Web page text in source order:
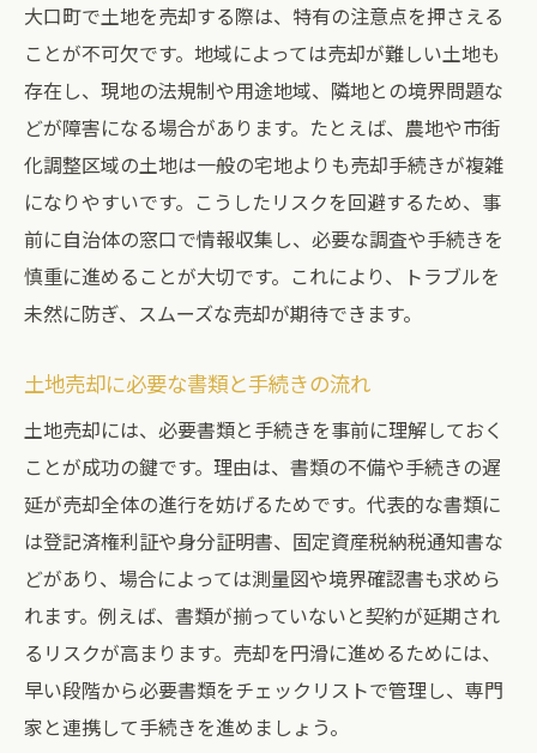
大口町で土地を売却する際は、特有の注意点を押さえる
ことが不可欠です。地域によっては売却が難しい土地も
存在し、現地の法規制や用途地域、隣地との境界問題な
どが障害になる場合があります。たとえば、農地や市街
化調整区域の土地は一般の宅地よりも売却手続きが複雑
になりやすいです。こうしたリスクを回避するため、事
前に自治体の窓口で情報収集し、必要な調査や手続きを
慎重に進めることが大切です。これにより、トラブルを
未然に防ぎ、スムーズな売却が期待できます。
土地売却に必要な書類と手続きの流れ
土地売却には、必要書類と手続きを事前に理解しておく
ことが成功の鍵です。理由は、書類の不備や手続きの遅
延が売却全体の進行を妨げるためです。代表的な書類に
は登記済権利証や身分証明書、固定資産税納税通知書な
どがあり、場合によっては測量図や境界確認書も求めら
れます。例えば、書類が揃っていないと契約が延期され
るリスクが高まります。売却を円滑に進めるためには、
早い段階から必要書類をチェックリストで管理し、専門
家と連携して手続きを進めましょう。